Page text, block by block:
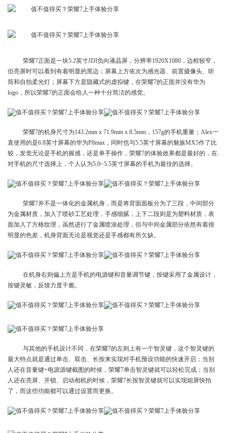
荣耀7正面是一块5.2英寸JDI负向液晶屏，分辨率1920X1080，边框较窄，
但亮屏时可以看到有着明显的黑边；屏幕上方依次为感光器、前置摄像头、听
筒和自拍柔光灯；屏幕下方是隐藏式的虚拟键，在荣耀7的正面并没有华为
logo，所以荣耀7的正面会给人一种十分简洁的感觉。
荣耀7的机身尺寸为143.2mm x 71.9mm x 8.5mm，157g的手机重量；Alex一
直使用的是6.8英寸屏幕的华为P8max，同时也与5.5英寸屏幕的魅族MX5作了比
较，发觉无论是手机的握感，还是单手操作，荣耀7的体验效果都是最好的，在
对手机的尺寸选择上，个人认为5.0~5.5英寸屏幕的手机为最佳的选择。
荣耀7并不是一体化的金属机身，而是将背面面板分为了三段，中间部分
为金属材质，加入了喷砂工艺处理，手感细腻，上下二段则是为塑料材质，表
面加入了方格纹理，虽然进行了金属喷涂处理，但与中间金属部分依然有着很
明显的色差，机身背面无论是视觉还是手感都有所欠缺。
在机身右则偏上方是手机的电源键和音量调节键，按键采用了金属设计，
按键灵敏，反馈力度干脆。
与其他的手机设计不同，在荣耀7的左则上有一个智灵键，这个智灵键的
最大特点就是通过单击、双击、长按来实现对手机预设功能的快速开启；当别
人还在音量键+电源源键截图的时候，荣耀7单击智灵键就可以轻松完成；当别
人还在亮屏、开锁、启动相机的时候，荣耀7长按智灵键就可以实现熄屏快拍
了，而这些功能都可以通过设置而更换。